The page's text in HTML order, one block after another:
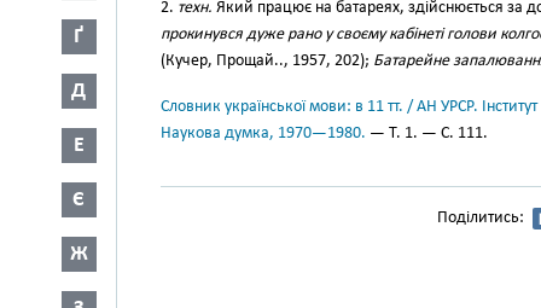
Ґ
Д
Е
Є
Ж
2. техн. Який працює на батареях, здійснюється за
прокинувся дуже рано у своєму кабінеті голови
(Кучер, Прощай.., 1957, 202); Батарейне
Словник української мови: в 11 тт. / АН УРСР.
Наукова думка, 1970—1980. — Т. 1. — С. 111.
Поділитись: